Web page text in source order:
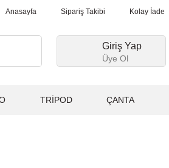
Anasayfa Sipariş Takibi Kolay İade
Giriş Yap
Üye Ol
TRİPOD ÇANTA
Üzeri Alışverişlerde, Kargo Ücretsiz...